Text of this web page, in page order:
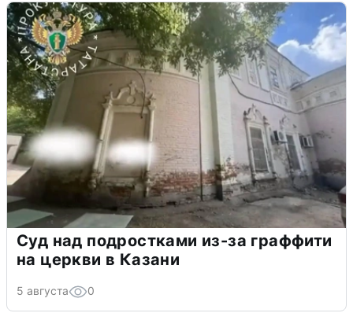
Суд над подростками из-за граффити
на церкви в Казани
5 августа 0